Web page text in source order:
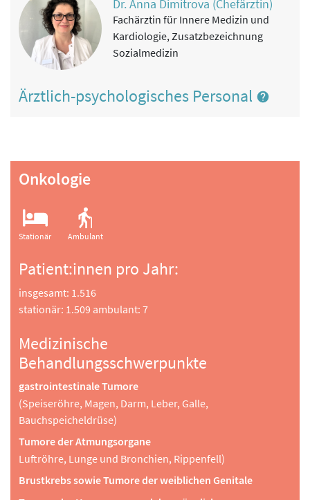
Physikalische Therapie
Sport- und Bewegungstherapie
Dr. Anna Dimitrova (Chefärztin)
Fachärztin für Innere Medizin und
Kardiologie, Zusatzbezeichnung
Sozialmedizin
Ärztlich-psychologisches Personal
Onkologie
Stationär Ambulant
Patient:innen pro Jahr:
insgesamt: 1.516
stationär: 1.509 ambulant: 7
Medizinische
Behandlungsschwerpunkte
gastrointestinale Tumore
(Speiseröhre, Magen, Darm, Leber, Galle,
Bauchspeicheldrüse)
Tumore der Atmungsorgane
Luftröhre, Lunge und Bronchien, Rippenfell)
Brustkrebs sowie Tumore der weiblichen Genitale